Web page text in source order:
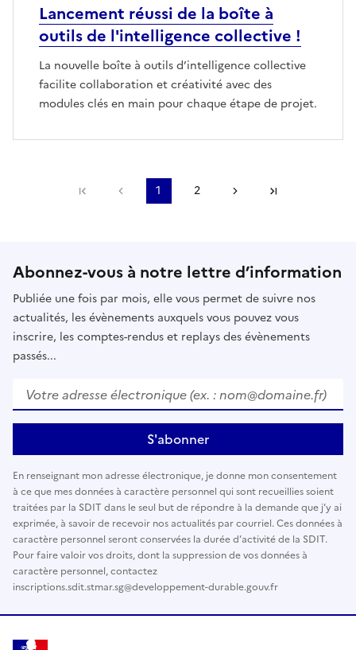
Lancement réussi de la boîte à
outils de l'intelligence collective !
La nouvelle boîte à outils d’intelligence collective
facilite collaboration et créativité avec des
modules clés en main pour chaque étape de projet.
Première pagePage précédente
1 2 Page suivante
Abonnez-vous à notre lettre d’information
Publiée une fois par mois, elle vous permet de suivre nos
actualités, les évènements auxquels vous pouvez vous
inscrire, les comptes-rendus et replays des évènements
passés...
Votre adresse électronique (ex. : nom@domaine.fr)*
S'abonner
En renseignant mon adresse électronique, je donne mon consentement
à ce que mes données à caractère personnel qui sont recueillies soient
traitées par la SDIT dans le seul but de répondre à la demande que j’y ai
exprimée, à savoir de recevoir nos actualités par courriel. Ces données à
caractère personnel seront conservées la durée d’activité de la SDIT.
Pour faire valoir vos droits, dont la suppression de vos données à
caractère personnel, contactez
inscriptions.sdit.stmar.sg@developpement-durable.gouv.fr